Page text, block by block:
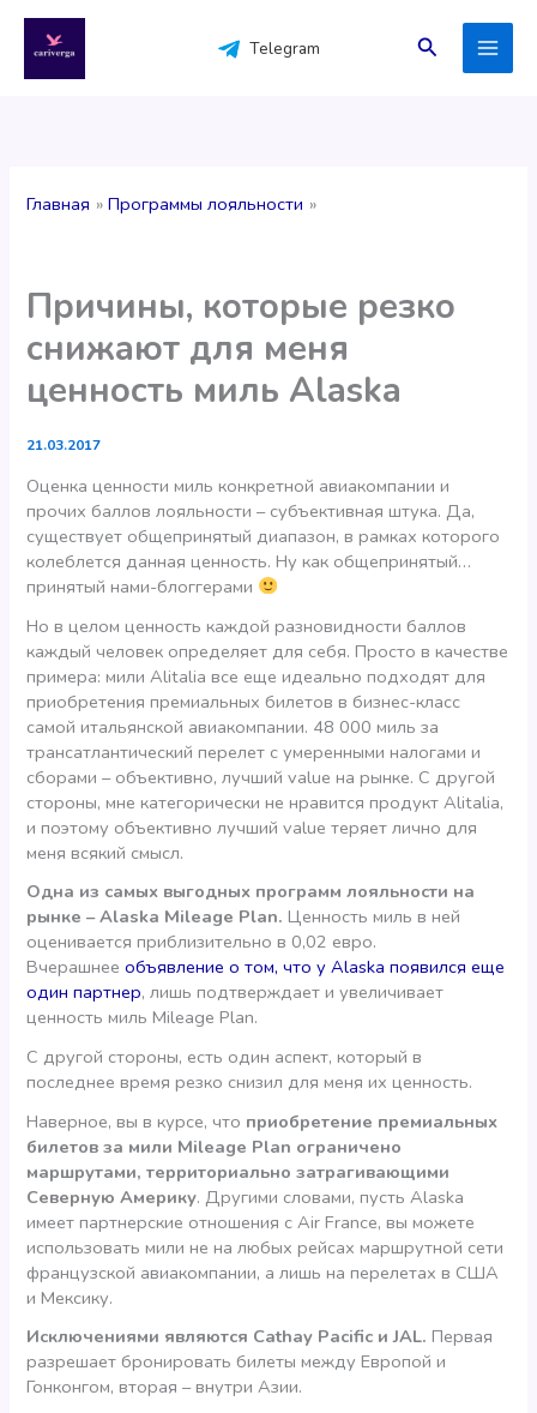
содержимому
Telegram Поиск
Главная Программы лояльности
Причины, которые резко
снижают для меня
ценность миль Alaska
21.03.2017
Оценка ценности миль конкретной авиакомпании и
прочих баллов лояльности – субъективная штука. Да,
существует общепринятый диапазон, в рамках которого
колеблется данная ценность. Ну как общепринятый…
принятый нами-блоггерами
Но в целом ценность каждой разновидности баллов
каждый человек определяет для себя. Просто в качестве
примера: мили Alitalia все еще идеально подходят для
приобретения премиальных билетов в бизнес-класс
самой итальянской авиакомпании. 48 000 миль за
трансатлантический перелет с умеренными налогами и
сборами – объективно, лучший value на рынке. С другой
стороны, мне категорически не нравится продукт Alitalia,
и поэтому объективно лучший value теряет лично для
меня всякий смысл.
Одна из самых выгодных программ лояльности на
рынке – Alaska Mileage Plan. Ценность миль в ней
оценивается приблизительно в 0,02 евро.
Вчерашнееобъявление о том, что у Alaska появился еще
один партнер, лишь подтверждает и увеличивает
ценность миль Mileage Plan.
С другой стороны, есть один аспект, который в
последнее время резко снизил для меня их ценность.
Наверное, вы в курсе, что приобретение премиальных
билетов за мили Mileage Plan ограничено
маршрутами, территориально затрагивающими
Северную Америку. Другими словами, пусть Alaska
имеет партнерские отношения с Air France, вы можете
использовать мили не на любых рейсах маршрутной сети
французской авиакомпании, а лишь на перелетах в США
и Мексику.
Исключениями являются Cathay Pacific и JAL. Первая
разрешает бронировать билеты между Европой и
Гонконгом, вторая – внутри Азии.